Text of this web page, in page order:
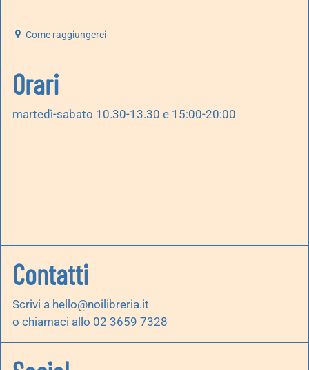
Come raggiungerci
Orari
martedì-sabato 10.30-13.30 e 15:00-20:00
Contatti
Scrivi a hello@noilibreria.it
o chiamaci allo 02 3659 7328